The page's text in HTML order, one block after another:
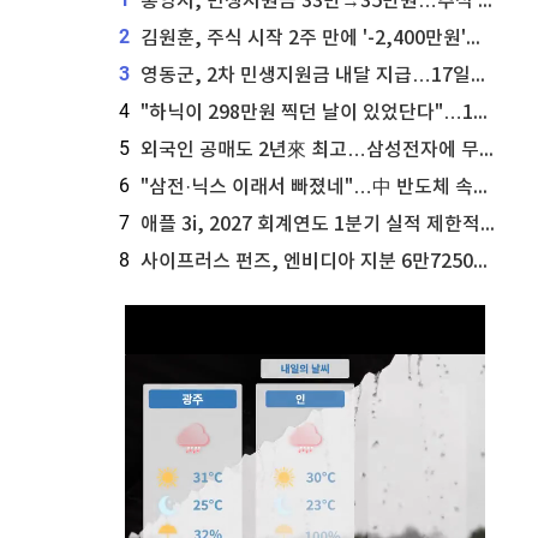
2 김원훈, 주식 시작 2주 만에 '-2,400만원'…"차 한 대 값 날렸다"
3 영동군, 2차 민생지원금 내달 지급…17일부터 신청 접수
4 "하닉이 298만원 찍던 날이 있었단다"…100만 클릭 '전래동화' 정체
5 외국인 공매도 2년來 최고…삼성전자에 무슨일이 [B급기자의 B급리포트]
6 "삼전·닉스 이래서 빠졌네"…中 반도체 속사정 [B급기자의 B급리포트]
7 애플 3i, 2027 회계연도 1분기 실적 제한적 검토 통과
8 사이프러스 펀즈, 엔비디아 지분 6만7250주 매각